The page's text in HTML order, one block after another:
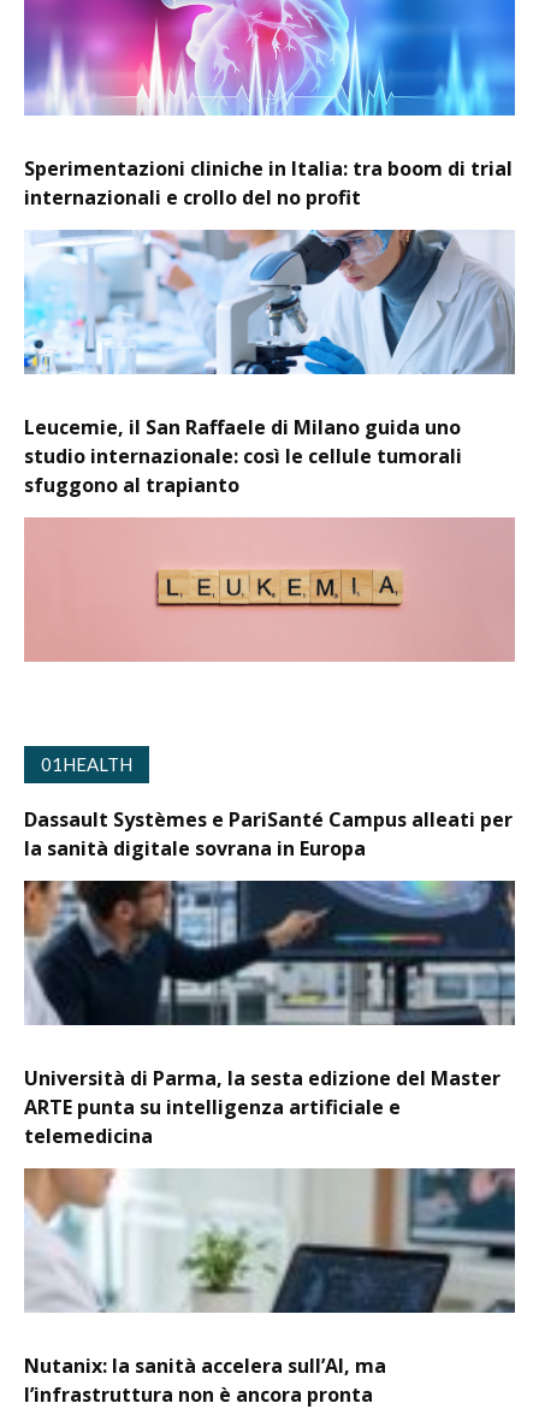
Sperimentazioni cliniche in Italia: tra boom di trial
internazionali e crollo del no profit
Leucemie, il San Raffaele di Milano guida uno
studio internazionale: così le cellule tumorali
sfuggono al trapianto
01HEALTH
Dassault Systèmes e PariSanté Campus alleati per
la sanità digitale sovrana in Europa
Università di Parma, la sesta edizione del Master
ARTE punta su intelligenza artificiale e
telemedicina
Nutanix: la sanità accelera sull’AI, ma
l’infrastruttura non è ancora pronta